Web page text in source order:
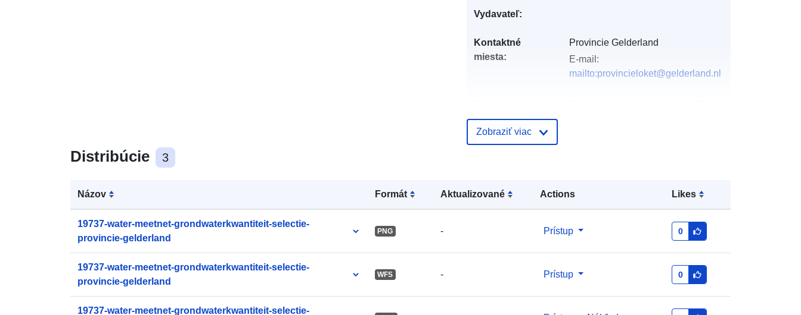
Distribúcie 3
Názov Formát Aktualizované Actions Likes
19737-water-meetnet-grondwaterkwantiteit-selectie-
provincie-gelderland
PNG - Prístup 0
19737-water-meetnet-grondwaterkwantiteit-selectie-
provincie-gelderland
WFS - Prístup 0
19737-water-meetnet-grondwaterkwantiteit-selectie-
Vydavateľ:
Kontaktné
miesta:
Provincie Gelderland
E-mail:
mailto:provincieloket@gelderland.nl
záznam:
grondwaterkwantiteit-selectie-
provincie-gelderland
Zobraziť viac